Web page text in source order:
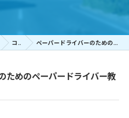
コラム ペーパードライバーのためのペーパードライバー教習プラン
ためのペーパードライバー教